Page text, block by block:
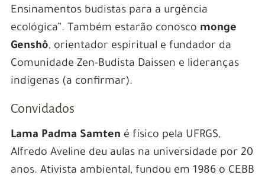
Ensinamentos budistas para a urgência
ecológica”. Também estarão conosco monge
Genshô, orientador espiritual e fundador da
Comunidade Zen-Budista Daissen e lideranças
indígenas (a confirmar).
Convidados
Lama Padma Samten é físico pela UFRGS,
Alfredo Aveline deu aulas na universidade por 20
anos. Ativista ambiental, fundou em 1986 o CEBB